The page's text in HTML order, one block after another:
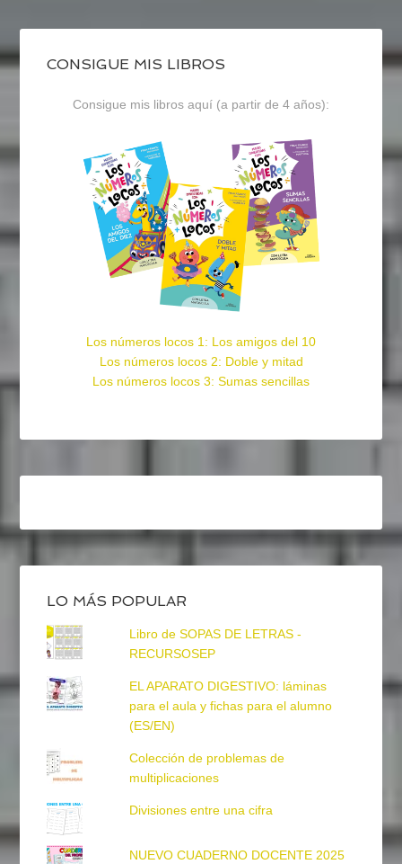
CONSIGUE MIS LIBROS
Consigue mis libros aquí (a partir de 4 años):
Los números locos 1: Los amigos del 10
Los números locos 2: Doble y mitad
Los números locos 3: Sumas sencillas
LO MÁS POPULAR
Libro de SOPAS DE LETRAS -
RECURSOSEP
EL APARATO DIGESTIVO: láminas
para el aula y fichas para el alumno
(ES/EN)
Colección de problemas de
multiplicaciones
Divisiones entre una cifra
NUEVO CUADERNO DOCENTE 2025